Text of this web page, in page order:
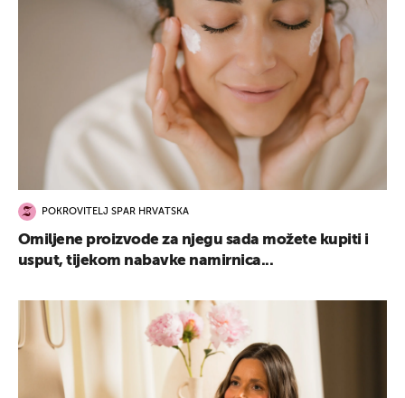
POKROVITELJ SPAR HRVATSKA
Omiljene proizvode za njegu sada možete kupiti i
usput, tijekom nabavke namirnica...